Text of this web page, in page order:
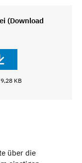
(Download
KB
über die